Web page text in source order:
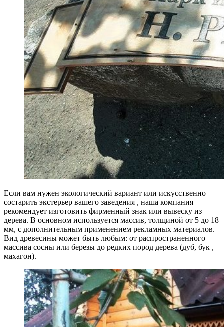
Если вам нужен экологический вариант или искусственно
состарить экстерьер вашего заведения , наша компания
рекомендует изготовить фирменный знак или вывеску из
дерева. В основном используется массив, толщиной от 5 до 18
мм, с дополнительным применением рекламных материалов.
Вид древесины может быть любым: от распространенного
массива сосны или березы до редких пород дерева (дуб, бук ,
махагон).